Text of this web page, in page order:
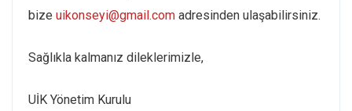
bize uikonseyi@gmail.com adresinden ulaşabilirsiniz.
Sağlıkla kalmanız dileklerimizle,
UİK Yönetim Kurulu